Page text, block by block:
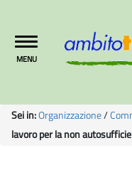
Toggle
navigation
MENU
Sei in:Organizzazione/
lavoro per la non